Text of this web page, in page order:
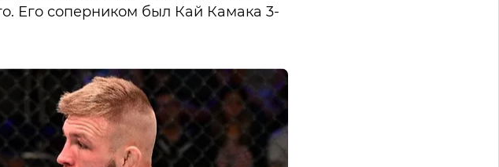
Его соперником был Кай Камака 3-